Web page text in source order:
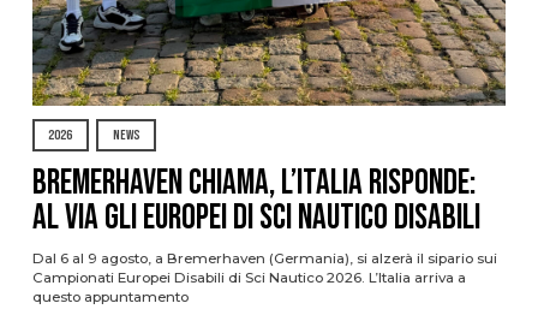
2026 NEWS
Bremerhaven chiama, l’Italia risponde:
al via gli Europei di Sci Nautico Disabili
Dal 6 al 9 agosto, a Bremerhaven (Germania), si alzerà il sipario sui
Campionati Europei Disabili di Sci Nautico 2026. L’Italia arriva a
questo appuntamento